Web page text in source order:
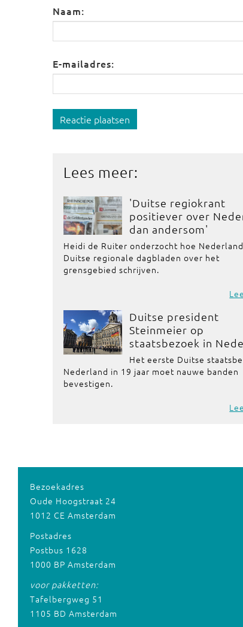
Naam:
E-mailadres:
Reactie plaatsen
Lees meer:
'Duitse regiokrant
positiever over
dan andersom'
Heidi de Ruiter onderzocht hoe
Duitse regionale dagbladen over het
grensgebied schrijven.
Duitse president
Steinmeier op
staatsbezoek in
Het eerste Duitse
Nederland in 19 jaar moet nauwe banden
bevestigen.
Bezoekadres
Oude Hoogstraat 24
1012 CE Amsterdam
Postadres
Postbus 1628
1000 BP Amsterdam
voor pakketten:
Tafelbergweg 51
1105 BD Amsterdam